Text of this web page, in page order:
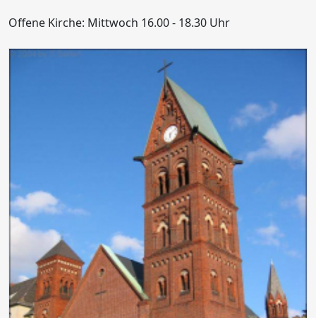
Offene Kirche: Mittwoch 16.00 - 18.30 Uhr